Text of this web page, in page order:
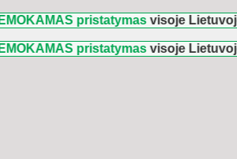
pristatymasvisoje Lietuvoje
pristatymasvisoje Lietuvoje